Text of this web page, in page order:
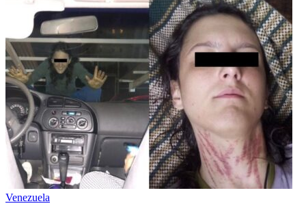
Venezuela